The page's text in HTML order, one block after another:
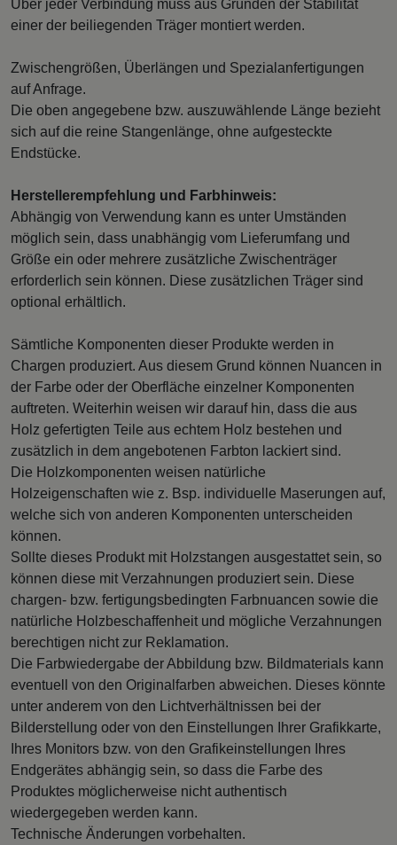
Über jeder Verbindung muss aus Gründen der Stabilität
einer der beiliegenden Träger montiert werden.
Zwischengrößen, Überlängen und Spezialanfertigungen
auf Anfrage.
Die oben angegebene bzw. auszuwählende Länge bezieht
sich auf die reine Stangenlänge, ohne aufgesteckte
Endstücke.
Herstellerempfehlung und Farbhinweis:
Abhängig von Verwendung kann es unter Umständen
möglich sein, dass unabhängig vom Lieferumfang und
Größe ein oder mehrere zusätzliche Zwischenträger
erforderlich sein können. Diese zusätzlichen Träger sind
optional erhältlich.
Sämtliche Komponenten dieser Produkte werden in
Chargen produziert. Aus diesem Grund können Nuancen in
der Farbe oder der Oberfläche einzelner Komponenten
auftreten. Weiterhin weisen wir darauf hin, dass die aus
Holz gefertigten Teile aus echtem Holz bestehen und
zusätzlich in dem angebotenen Farbton lackiert sind.
Die Holzkomponenten weisen natürliche
Holzeigenschaften wie z. Bsp. individuelle Maserungen auf,
welche sich von anderen Komponenten unterscheiden
können.
Sollte dieses Produkt mit Holzstangen ausgestattet sein, so
können diese mit Verzahnungen produziert sein. Diese
chargen- bzw. fertigungsbedingten Farbnuancen sowie die
natürliche Holzbeschaffenheit und mögliche Verzahnungen
berechtigen nicht zur Reklamation.
Die Farbwiedergabe der Abbildung bzw. Bildmaterials kann
eventuell von den Originalfarben abweichen. Dieses könnte
unter anderem von den Lichtverhältnissen bei der
Bilderstellung oder von den Einstellungen Ihrer Grafikkarte,
Ihres Monitors bzw. von den Grafikeinstellungen Ihres
Endgerätes abhängig sein, so dass die Farbe des
Produktes möglicherweise nicht authentisch
wiedergegeben werden kann.
Technische Änderungen vorbehalten.